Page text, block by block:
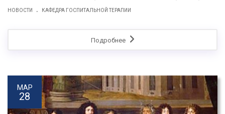
НОВОСТИ . КАФЕДРА ГОСПИТАЛЬНОЙ ТЕРАПИИ
Подробнее
МАР
28